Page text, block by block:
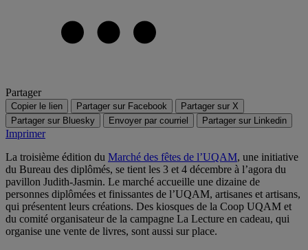
Partager
Copier le lien Partager sur Facebook
Partager sur X
Partager sur Bluesky
Envoyer par courriel Partager sur Linkedin
Imprimer
La troisième édition du Marché des fêtes de l’UQAM, une initiative
du Bureau des diplômés, se tient les 3 et 4 décembre à l’agora du
pavillon Judith-Jasmin. Le marché accueille une dizaine de
personnes diplômées et finissantes de l’UQAM, artisanes et artisans,
qui présentent leurs créations. Des kiosques de la Coop UQAM et
du comité organisateur de la campagne La Lecture en cadeau, qui
organise une vente de livres, sont aussi sur place.